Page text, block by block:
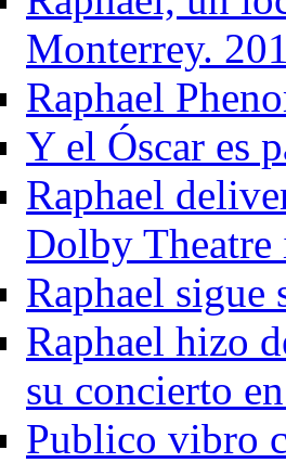
Monterrey.
Raphael
Y el Óscar es
Raphael
Dolby
Raphael sigue
Raphael hizo
su concierto
Publico vibro